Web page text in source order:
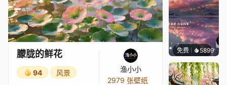
朦胧的鲜花
94 风景
渔小小
2979 张壁纸
免费 5899冰茶